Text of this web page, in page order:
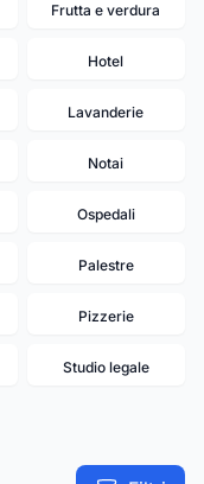
Frutta e verdura
Hotel
Lavanderie
Notai
Ospedali
Palestre
Pizzerie
Studio legale